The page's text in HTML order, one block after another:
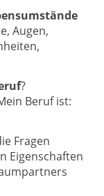
Augen,
?
Beruf ist:
Fragen
Eigenschaften